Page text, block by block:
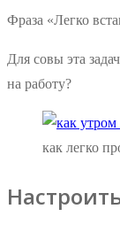
Фраза «Легко
Для совы эта
на работу?
как легко